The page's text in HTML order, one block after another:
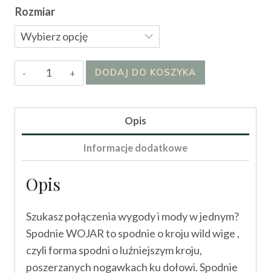
Rozmiar
ilość
Spodnie
DODAJ DO KOSZYKA
Opis
Informacje dodatkowe
Opis
Szukasz połączenia wygody i mody w jednym?
Spodnie WOJAR to spodnie o kroju wild wige ,
czyli forma spodni o luźniejszym kroju,
poszerzanych nogawkach ku dołowi. Spodnie